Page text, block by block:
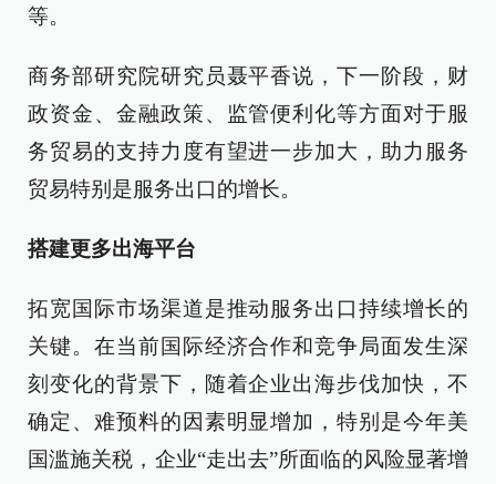
等。
商务部研究院研究员聂平香说，下一阶段，财
政资金、金融政策、监管便利化等方面对于服
务贸易的支持力度有望进一步加大，助力服务
贸易特别是服务出口的增长。
搭建更多出海平台
拓宽国际市场渠道是推动服务出口持续增长的
关键。在当前国际经济合作和竞争局面发生深
刻变化的背景下，随着企业出海步伐加快，不
确定、难预料的因素明显增加，特别是今年美
国滥施关税，企业“走出去”所面临的风险显著增